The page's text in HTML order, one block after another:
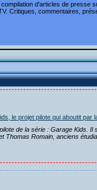
d'articles de presse
Critiques, commentaires,
le projet pilote qui aboutit par
de la série : Garage Kids. Il
Thomas Romain, anciens